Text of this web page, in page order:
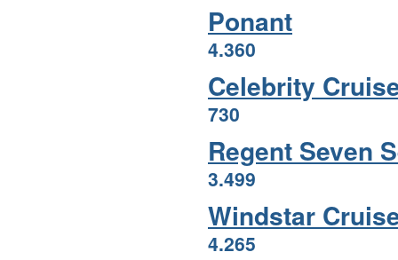
Ponant
4.360
Celebrity
730
Regent Seven
3.499
Windstar
4.265